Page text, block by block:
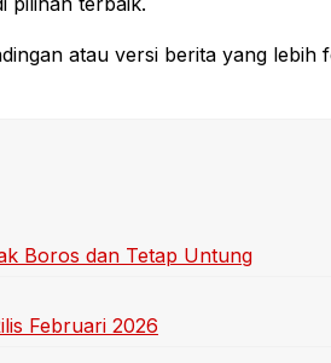
atau versi berita yang lebih
Boros dan Tetap Untung
Februari 2026